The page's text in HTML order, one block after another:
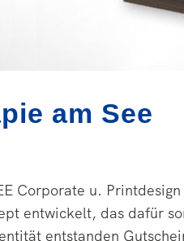
am See
Corporate u.
entwickelt, das dafür
entstanden